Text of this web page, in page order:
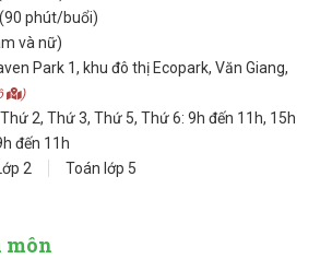
(90 phút/buổi)
và nữ)
Park 1, khu đô thị Ecopark, Văn Giang,
)
Thứ 2, Thứ 3, Thứ 5, Thứ 6: 9h đến 11h, 15h
đến 11h
2 Toán lớp 5
môn